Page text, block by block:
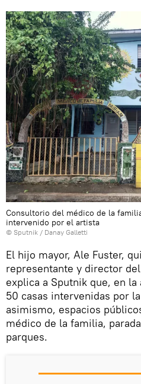
Consultorio del médico de la
intervenido por el artista
© Sputnik / Danay Galletti
El hijo mayor, Ale Fuster,
representante y director
explica a Sputnik que, en
50 casas intervenidas por
asimismo, espacios
médico de la familia,
parques.